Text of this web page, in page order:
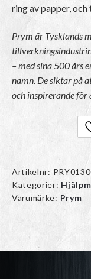
ring av papper, och
Prym är Tysklands
– med sina 500 års
namn. De siktar på
och inspirerande för
Artikelnr:
Kategorier:
Varumärke: Prym